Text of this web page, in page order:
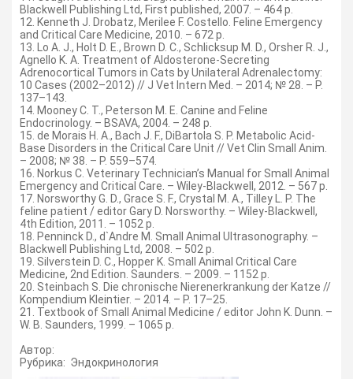
Blackwell Publishing Ltd, First published, 2007. – 464 р.
12. Kenneth J. Drobatz, Merilee F. Costello. Feline Emergency
and Critical Care Medicine, 2010. – 672 p.
13. Lo A. J., Holt D. E., Brown D. C., Schlicksup M. D., Orsher R. J.,
Agnello K. A. Treatment of Aldosterone-Secreting
Adrenocortical Tumors in Cats by Unilateral Adrenalectomy:
10 Cases (2002–2012) // J Vet Intern Med. – 2014; № 28. – Р.
137–143.
14. Mooney C. T., Peterson M. E. Canine and Feline
Endocrinology. – BSAVA, 2004. – 248 p.
15. de Morais H. A., Bach J. F., DiBartola S. P. Metabolic Acid-
Base Disorders in the Critical Care Unit // Vet Clin Small Anim.
– 2008; № 38. – Р. 559–574.
16. Norkus С. Veterinary Technician’s Manual for Small Animal
Emergency and Critical Care. – Wiley-Blackwell, 2012. – 567 р.
17. Norsworthy G. D., Grace S. F., Crystal M. A., Tilley L. P. The
feline patient / editor Gary D. Norsworthy. – Wiley-Blackwell,
4th Edition, 2011. – 1052 р.
18. Penninck D., d`Andre M. Small Animal Ultrasonography. –
Blackwell Publishing Ltd, 2008. – 502 р.
19. Silverstein D. C., Hopper K. Small Animal Critical Care
Medicine, 2nd Edition. Saunders. – 2009. – 1152 p.
20. Steinbach S. Die chronische Nierenerkrankung der Katze //
Kompendium Kleintier. – 2014. – Р. 17–25.
21. Textbook of Small Animal Medicine / editor John K. Dunn. –
W. B. Saunders, 1999. – 1065 p.
Автор:
Рубрика: Эндокринология